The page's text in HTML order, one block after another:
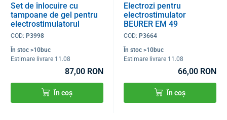
Set de înlocuire cu
tampoane de gel pentru
electrostimulatorul
BEURER EM 59
COD: P3998
În stoc >10buc
Estimare livrare 11.08
87,00 RON
În coș
Electrozi pentru
electrostimulator
BEURER EM 49
COD: P3664
În stoc >10buc
Estimare livrare 11.08
66,00 RON
În coș